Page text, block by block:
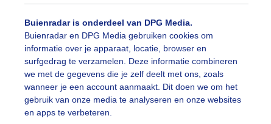
Buienradar is onderdeel van DPG Media.
Buienradar en DPG Media gebruiken cookies om
informatie over je apparaat, locatie, browser en
surfgedrag te verzamelen. Deze informatie combineren
we met de gegevens die je zelf deelt met ons, zoals
wanneer je een account aanmaakt. Dit doen we om het
gebruik van onze media te analyseren en onze websites
en apps te verbeteren.